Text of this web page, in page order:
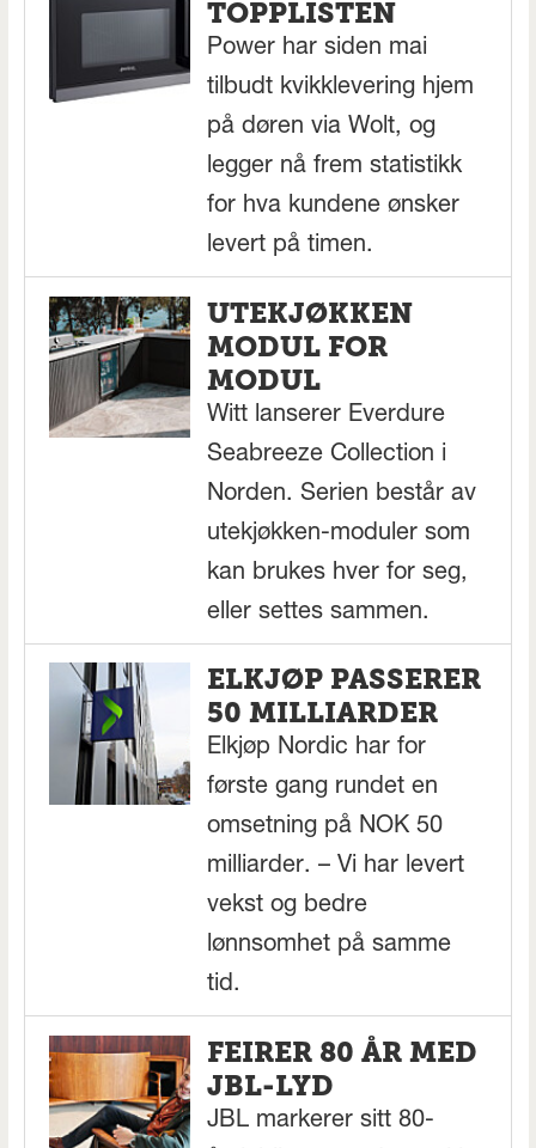
TOPPLISTEN
Power har siden mai
tilbudt kvikklevering hjem
på døren via Wolt, og
legger nå frem statistikk
for hva kundene ønsker
levert på timen.
UTEKJØKKEN
MODUL FOR
MODUL
Witt lanserer Everdure
Seabreeze Collection i
Norden. Serien består av
utekjøkken-moduler som
kan brukes hver for seg,
eller settes sammen.
ELKJØP PASSERER
50 MILLIARDER
Elkjøp Nordic har for
første gang rundet en
omsetning på NOK 50
milliarder. – Vi har levert
vekst og bedre
lønnsomhet på samme
tid.
FEIRER 80 ÅR MED
JBL-LYD
JBL markerer sitt 80-